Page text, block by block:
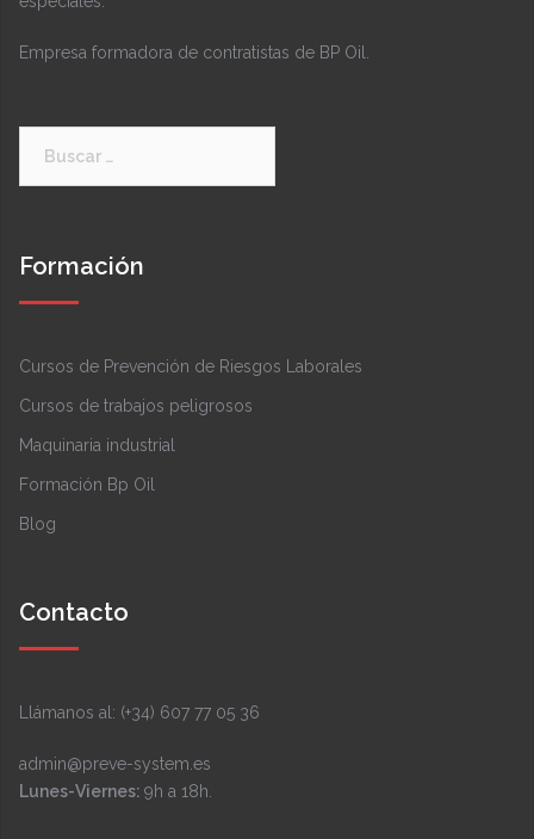
Empresa formadora de contratistas de BP Oil.
Formación
Cursos de Prevención de Riesgos Laborales
Cursos de trabajos peligrosos
Maquinaria industrial
Formación Bp Oil
Blog
Contacto
Llámanos al: (+34) 607 77 05 36
admin@preve-system.es
Lunes-Viernes: 9h a 18h.